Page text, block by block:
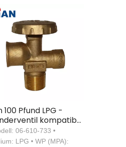
100 Pfund LPG -
kompatibel
für einfache
06-610-733 •
LPG • WP (MPA):